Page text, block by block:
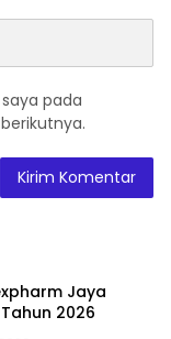
pada
Jaya
2026